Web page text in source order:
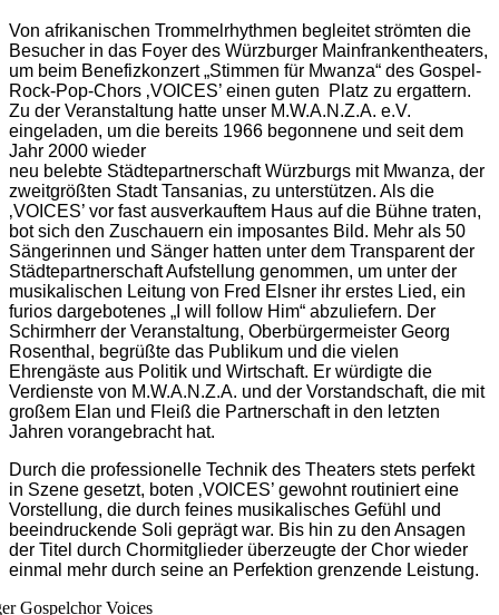
Von afrikanischen Trommelrhythmen begleitet strömten die
Besucher in das Foyer des Würzburger Mainfrankentheaters,
um beim Benefizkonzert „Stimmen für Mwanza“ des Gospel-
Rock-Pop-Chors ‚VOICES’ einen guten Platz zu ergattern.
Zu der Veranstaltung hatte unser M.W.A.N.Z.A. e.V.
eingeladen, um die bereits 1966 begonnene und seit dem
Jahr 2000 wieder
neu belebte Städtepartnerschaft Würzburgs mit Mwanza, der
zweitgrößten Stadt Tansanias, zu unterstützen. Als die
‚VOICES’ vor fast ausverkauftem Haus auf die Bühne traten,
bot sich den Zuschauern ein imposantes Bild. Mehr als 50
Sängerinnen und Sänger hatten unter dem Transparent der
Städtepartnerschaft Aufstellung genommen, um unter der
musikalischen Leitung von Fred Elsner ihr erstes Lied, ein
furios dargebotenes „I will follow Him“ abzuliefern. Der
Schirmherr der Veranstaltung, Oberbürgermeister Georg
Rosenthal, begrüßte das Publikum und die vielen
Ehrengäste aus Politik und Wirtschaft. Er würdigte die
Verdienste von M.W.A.N.Z.A. und der Vorstandschaft, die mit
großem Elan und Fleiß die Partnerschaft in den letzten
Jahren vorangebracht hat.
Durch die professionelle Technik des Theaters stets perfekt
in Szene gesetzt, boten ‚VOICES’ gewohnt routiniert eine
Vorstellung, die durch feines musikalisches Gefühl und
beeindruckende Soli geprägt war. Bis hin zu den Ansagen
der Titel durch Chormitglieder überzeugte der Chor wieder
einmal mehr durch seine an Perfektion grenzende Leistung.